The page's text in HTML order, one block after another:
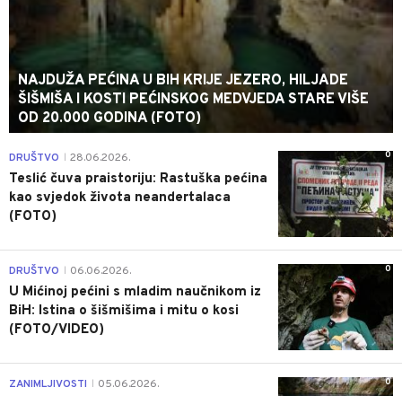
NAJDUŽA PEĆINA U BIH KRIJE JEZERO, HILJADE
ŠIŠMIŠA I KOSTI PEĆINSKOG MEDVJEDA STARE VIŠE
OD 20.000 GODINA (FOTO)
0
DRUŠTVO 28.06.2026.
Teslić čuva praistoriju: Rastuška pećina
kao svjedok života neandertalaca
(FOTO)
0
DRUŠTVO 06.06.2026.
U Mićinoj pećini s mladim naučnikom iz
BiH: Istina o šišmišima i mitu o kosi
(FOTO/VIDEO)
0
ZANIMLJIVOSTI 05.06.2026.